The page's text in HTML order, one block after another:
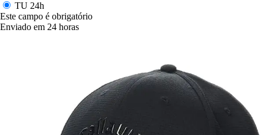
TU 24h
Este campo é obrigatório
Enviado em 24 horas